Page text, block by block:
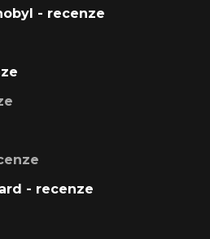
- recenze
- recenze